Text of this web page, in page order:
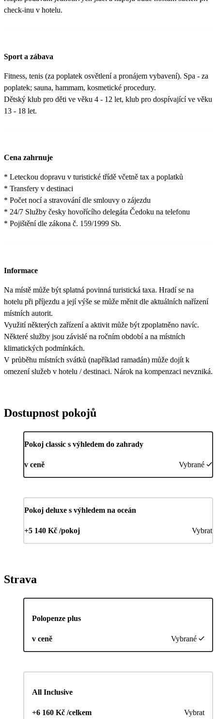
check-inu v hotelu.
Sport a zábava
Fitness, tenis (za poplatek osvětlení a pronájem vybavení). Spa - za
poplatek; sauna, hammam, kosmetické procedury.
Dětský klub pro děti ve věku 4 - 12 let, klub pro dospívající ve věku
13 - 18 let.
Cena zahrnuje
* Leteckou dopravu v turistické třídě včetně tax a poplatků
* Transfery v destinaci
* Počet nocí a stravování dle smlouvy o zájezdu
* 24/7 Služby česky hovořícího delegáta Čedoku na telefonu
* Pojištění dle zákona č. 159/1999 Sb.
Informace
Na místě může být splatná povinná turistická taxa. Hradí se na
hotelu při příjezdu a její výše se může měnit dle aktuálních nařízení
místních autorit.
Využití některých zařízení a aktivit může být zpoplatněno navíc.
Některé služby jsou závislé na ročním období a na místních
klimatických podmínkách.
V průběhu místních svátků (například ramadán) může dojít k
omezení služeb v hotelu / destinaci. Nárok na kompenzaci nevzniká.
Dostupnost pokojů
Pokoj classic s výhledem do zahrady
v ceně Vybrané
Pokoj deluxe s výhledem na oceán
+5 140 Kč /pokoj Vybrat
Strava
Polopenze plus
v ceně Vybrané
All Inclusive
+6 160 Kč /celkem Vybrat